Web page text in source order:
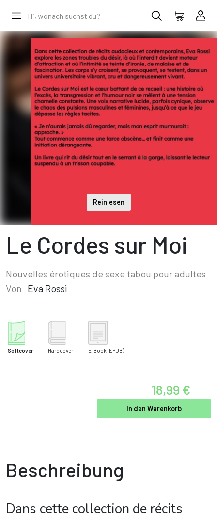
Reinlesen
Le Cordes sur Moi
Nouvelles érotiques de sexe tabou pour adultes
Von
Eva Rossi
Softcover Hardcover E-Book (EPUB)
18,99 €
In den Warenkorb
Beschreibung
Dans cette collection de récits